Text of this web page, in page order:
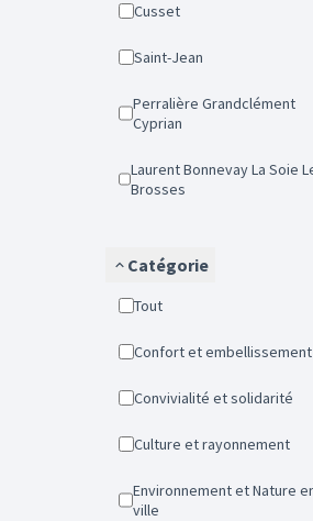
Cusset
Saint-Jean
Perralière Grandclément
Cyprian
Laurent Bonnevay La Soie Les
Brosses
Catégorie
Tout
Confort et embellissement
Convivialité et solidarité
Culture et rayonnement
Environnement et Nature en
ville